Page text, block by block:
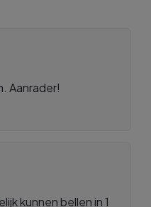
Aanrader!
kunnen bellen in 1